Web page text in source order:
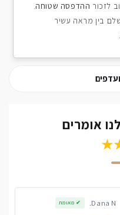
לזכור ההדפסה שטוחה.
בין מראה עשיר
אומרים
Dana N.
✔ מאומת